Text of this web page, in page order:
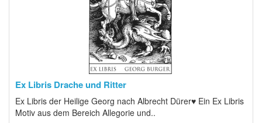
Ex Libris Drache und Ritter
Ex Libris der Heilige Georg nach Albrecht Dürer♥ Ein Ex Libris
Motiv aus dem Bereich Allegorie und..